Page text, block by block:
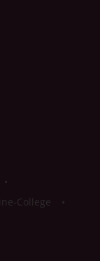
College